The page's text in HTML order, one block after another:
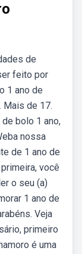
de
feito por
1 ano de
Mais de 17.
bolo 1 ano,
nossa
de 1 ano de
você
o seu (a)
1 ano de
Veja
primeiro
é uma